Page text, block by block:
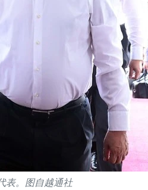
表。图自越通社